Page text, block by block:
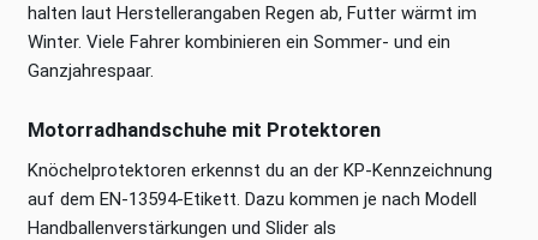
halten laut Herstellerangaben Regen ab, Futter wärmt im
Winter. Viele Fahrer kombinieren ein Sommer- und ein
Ganzjahrespaar.
Motorradhandschuhe mit Protektoren
Knöchelprotektoren erkennst du an der KP-Kennzeichnung
auf dem EN-13594-Etikett. Dazu kommen je nach Modell
Handballenverstärkungen und Slider als